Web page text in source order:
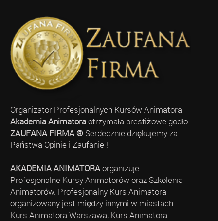
Organizator Profesjonalnych Kursów Animatora -
Akademia Animatoraotrzymała prestiżowe godło
ZAUFANA FIRMA ®Serdecznie dziękujemy za
Państwa Opinie i Zaufanie !
AKADEMIA ANIMATORAorganizuje
Profesjonalne Kursy Animatorów oraz Szkolenia
Animatorów. Profesjonalny Kurs Animatora
organizowany jest między innymi w miastach:
Kurs Animatora Warszawa, Kurs Animatora